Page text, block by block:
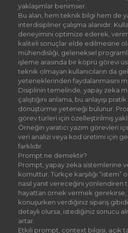
yaklaşımlar benimser.
Bu alan, hem teknik bilgi hem de
interdisipliner çalışma alanıdır.
deneyimini optimize ederek,
kaliteli sonuçlar elde edilmesine
mühendisliği, geleneksel
işleme arasında bir köprü görevi
teknik olmayan kullanıcıların da
yeteneklerinden faydalanmasını
Disiplinin temelinde, yapay zeka
çalıştığını anlama, bu anlayışı
dönüştürme yeteneği bulunur.
görev türleri için özelleştirilmiş
Örneğin yaratıcı yazım görevleri
veri analizi veya kod üretimi için
farklıdır.
Prompt ne demektir?
Prompt, yapay zeka sistemlerine
komuttur. Türkçe karşılığı “istem”
nasıl yanıt vereceğini yönlendiren
hayattan örnek vermek
konuşurken verdiğiniz sipariş
detaylı olursa, istediğiniz sonucu
artar.
Etkili prompt, context bilgisi, açık